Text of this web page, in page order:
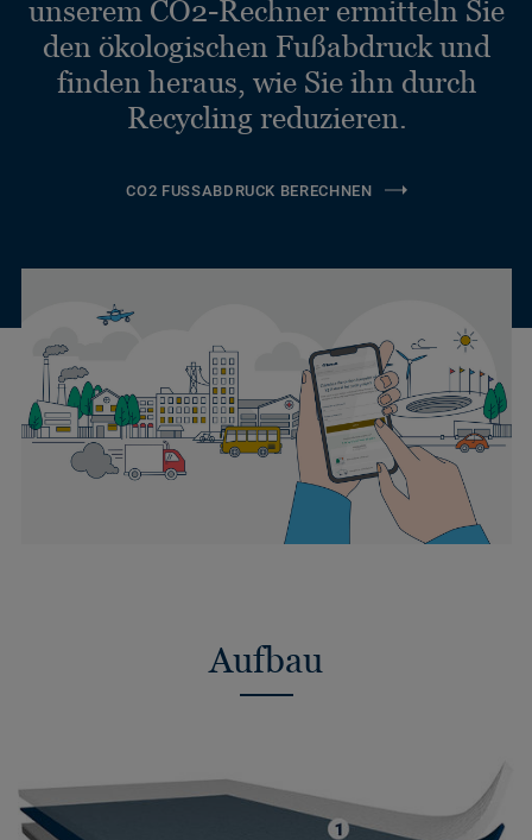
unserem CO2-Rechner ermitteln Sie
den ökologischen Fußabdruck und
finden heraus, wie Sie ihn durch
Recycling reduzieren.
CO2 FUSSABDRUCK BERECHNEN
Aufbau